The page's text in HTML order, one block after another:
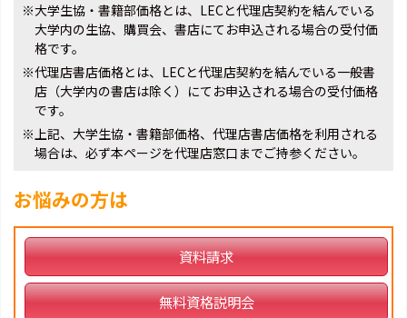
※大学生協・書籍部価格とは、LECと代理店契約を結んでいる
大学内の生協、購買会、書店にてお申込される場合の受付価
格です。
※代理店書店価格とは、LECと代理店契約を結んでいる一般書
店（大学内の書店は除く）にてお申込される場合の受付価格
です。
※上記、大学生協・書籍部価格、代理店書店価格を利用される
場合は、必ず本ページを代理店窓口までご持参ください。
お悩みの方は
資料請求
無料資格説明会